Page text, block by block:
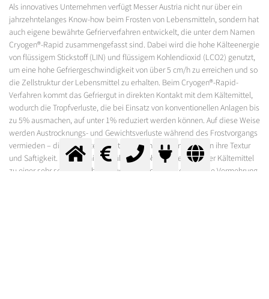
Als innovatives Unternehmen verfügt Messer Austria nicht nur über ein
jahrzehntelanges Know-how beim Frosten von Lebensmitteln, sondern hat
auch eigene bewährte Gefrierverfahren entwickelt, die unter dem Namen
Cryogen®-Rapid zusammengefasst sind. Dabei wird die hohe Kälteenergie
von flüssigem Stickstoff (LIN) und flüssigem Kohlendioxid (LCO2) genutzt,
um eine hohe Gefriergeschwindigkeit von über 5 cm/h zu erreichen und so
die Zellstruktur der Lebensmittel zu erhalten. Beim Cryogen®-Rapid-
Verfahren kommt das Gefriergut in direkten Kontakt mit dem Kältemittel,
wodurch die Tropfverluste, die bei Einsatz von konventionellen Anlagen bis
zu 5% ausmachen, auf unter 1% reduziert werden können. Auf diese Weise
werden Austrocknungs- und Gewichtsverluste während des Frostvorgangs
vermieden – die Produkte behalten auch nach dem Auftauen ihre Textur
und Saftigkeit. Darüber hinaus führt die hohe Kühlleistung der Kältemittel
zu einer sehr schnellen Abkühlung der Produkte, wodurch die Vermehrung